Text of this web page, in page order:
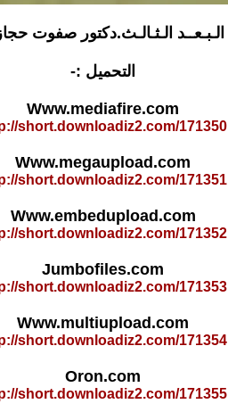
الـبـعــد الـثـالـث.دكتور صفوت
التحميل :-
Www.mediafire.com
short.downloadiz2.com/171350
Www.megaupload.com
short.downloadiz2.com/171351
Www.embedupload.com
short.downloadiz2.com/171352
Jumbofiles.com
short.downloadiz2.com/171353
Www.multiupload.com
short.downloadiz2.com/171354
Oron.com
short.downloadiz2.com/171355